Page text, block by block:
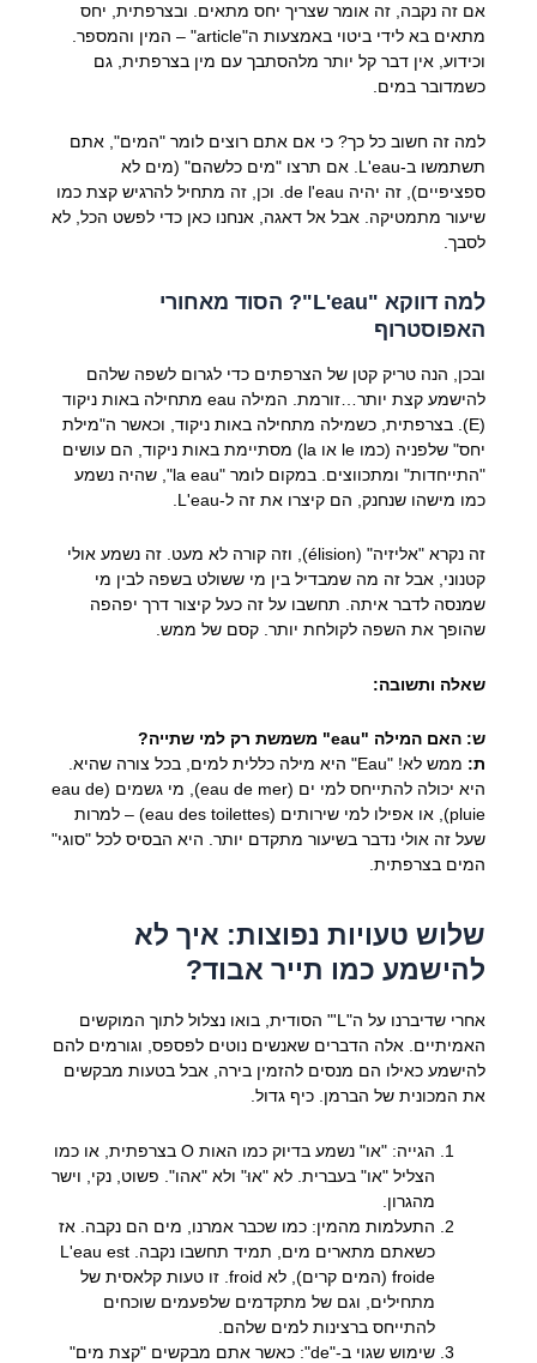
אם זה נקבה, זה אומר שצריך יחס מתאים. ובצרפתית, יחס
מתאים בא לידי ביטוי באמצעות ה"article" – המין והמספר.
וכידוע, אין דבר קל יותר מלהסתבך עם מין בצרפתית, גם
כשמדובר במים.
למה זה חשוב כל כך? כי אם אתם רוצים לומר "המים", אתם
תשתמשו ב-L'eau . אם תרצו "מים כלשהם" (מים לא
ספציפיים), זה יהיה de l'eau. וכן, זה מתחיל להרגיש קצת כמו
שיעור מתמטיקה. אבל אל דאגה, אנחנו כאן כדי לפשט הכל, לא
לסבך.
למה דווקא "L'eau"? הסוד מאחורי
האפוסטרוף
ובכן, הנה טריק קטן של הצרפתים כדי לגרום לשפה שלהם
להישמע קצת יותר…זורמת. המילה eauמתחילה באות ניקוד
(E). בצרפתית, כשמילה מתחילה באות ניקוד, וכאשר ה"מילת
יחס" שלפניה (כמו le או la) מסתיימת באות ניקוד, הם עושים
"התייחדות" ומתכווצים. במקום לומר "la eau", שהיה נשמע
כמו מישהו שנחנק, הם קיצרו את זה ל-L'eau
זה נקרא "אליזיה" (élision), וזה קורה לא מעט. זה נשמע אולי
קטנוני, אבל זה מה שמבדיל בין מי ששולט בשפה לבין מי
שמנסה לדבר איתה. תחשבו על זה כעל קיצור דרך יפהפה
שהופך את השפה לקולחת יותר. קסם של ממש.
שאלה ותשובה:
ש: האם המילה "eau" משמשת רק למי שתייה?
ת:
ממש לא! "Eau" היא מילה כללית למים, בכל צורה שהיא.
היא יכולה להתייחס למי ים (eau de mer), מי גשמים (eau de
pluie), או אפילו למי שירותים (eau des toilettes) – למרות
שעל זה אולי נדבר בשיעור מתקדם יותר. היא הבסיס לכל "סוגי"
המים בצרפתית.
שלוש טעויות נפוצות: איך לא
להישמע כמו תייר אבוד?
אחרי שדיברנו על ה"L'" הסודית, בואו נצלול לתוך המוקשים
האמיתיים. אלה הדברים שאנשים נוטים לפספס, וגורמים להם
להישמע כאילו הם מנסים להזמין בירה, אבל בטעות מבקשים
את המכונית של הברמן. כיף גדול.
הגייה:
"או" נשמע בדיוק כמו האות O בצרפתית, או כמו
הצליל "או" בעברית. לא "אוּ" ולא "אהו". פשוט, נקי, וישר
מהגרון.
התעלמות מהמין: כמו שכבר אמרנו, מים הם נקבה. אז
כשאתם מתארים מים, תמיד תחשבו נקבה. L'eau est
froide(המים קרים), לא froid. זו טעות קלאסית של
מתחילים, וגם של מתקדמים שלפעמים שוכחים
להתייחס ברצינות למים שלהם.
שימוש שגוי ב-"de":
כאשר אתם מבקשים "קצת מים"